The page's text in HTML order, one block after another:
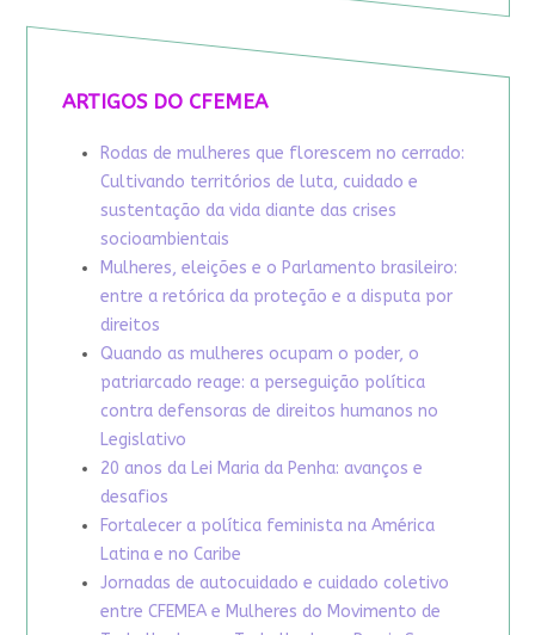
ARTIGOS DO CFEMEA
Rodas de mulheres que florescem no cerrado:
Cultivando territórios de luta, cuidado e
sustentação da vida diante das crises
socioambientais
Mulheres, eleições e o Parlamento brasileiro:
entre a retórica da proteção e a disputa por
direitos
Quando as mulheres ocupam o poder, o
patriarcado reage: a perseguição política
contra defensoras de direitos humanos no
Legislativo
20 anos da Lei Maria da Penha: avanços e
desafios
Fortalecer a política feminista na América
Latina e no Caribe
Jornadas de autocuidado e cuidado coletivo
entre CFEMEA e Mulheres do Movimento de